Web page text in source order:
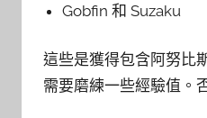
Gobfin 和 Suzaku
這些是獲得包含阿努比
需要磨練一些經驗值。